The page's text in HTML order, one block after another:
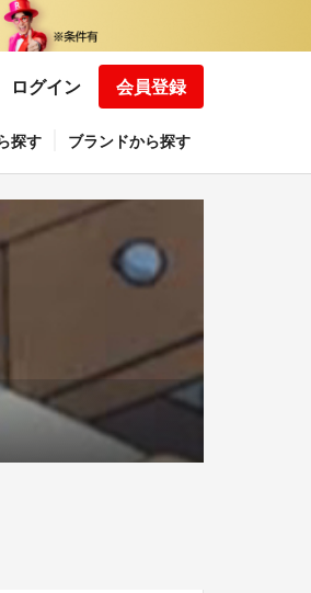
ログイン 会員登録
探す ブランドから探す